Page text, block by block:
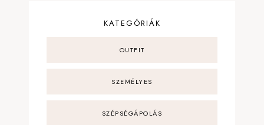
KATEGÓRIÁK
OUTFIT
SZEMÉLYES
SZÉPSÉGÁPOLÁS